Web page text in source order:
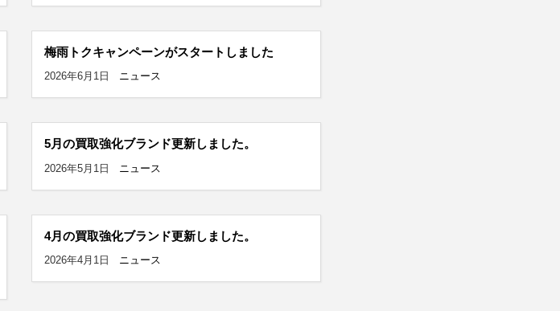
梅雨トクキャンペーンがスタートしました
2026年6月1日 ニュース
5月の買取強化ブランド更新しました。
2026年5月1日 ニュース
4月の買取強化ブランド更新しました。
2026年4月1日 ニュース